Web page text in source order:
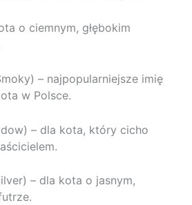
o ciemnym, głębokim
– najpopularniejsze imię
w Polsce.
– dla kota, który cicho
– dla kota o jasnym,